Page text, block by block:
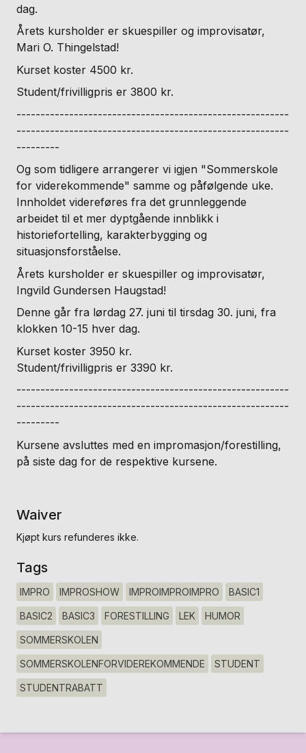
dag.
Årets kursholder er skuespiller og improvisatør,
Mari O. Thingelstad!
Kurset koster 4500 kr.
Student/frivilligpris er 3800 kr.
---------------------------------------------------------
---------------------------------------------------------
---------
Og som tidligere arrangerer vi igjen "Sommerskole
for viderekommende" samme og påfølgende uke.
Innholdet videreføres fra det grunnleggende
arbeidet til et mer dyptgående innblikk i
historiefortelling, karakterbygging og
situasjonsforståelse.
Årets kursholder er skuespiller og improvisatør,
Ingvild Gundersen Haugstad!
Denne går fra lørdag 27. juni til tirsdag 30. juni, fra
klokken 10-15 hver dag.
Kurset koster 3950 kr.
Student/frivilligpris er 3390 kr.
---------------------------------------------------------
---------------------------------------------------------
---------
Kursene avsluttes med en impromasjon/forestilling,
på siste dag for de respektive kursene.
Waiver
Kjøpt kurs refunderes ikke.
Tags
IMPRO IMPROSHOW IMPROIMPROIMPRO BASIC1
BASIC2 BASIC3 FORESTILLING LEK HUMOR
SOMMERSKOLEN
SOMMERSKOLENFORVIDEREKOMMENDE STUDENT
STUDENTRABATT